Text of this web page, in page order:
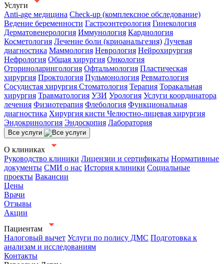
Услуги
Anti-age медицина Check-up (комплексное обследование)
Ведение беременности Гастроэнтерология Гинекология
Дерматовенерология Иммунология Кардиология
Косметология Лечение боли (криоанальгезия) Лучевая
диагностика Маммология Неврология Нейрохирургия
Нефрология Общая хирургия Онкология
Оториноларингология Офтальмология Пластическая
хирургия Проктология Пульмонология Ревматология
Сосудистая хирургия Стоматология Терапия Торакальная
хирургия Травматология УЗИ Урология Услуги координатора
лечения Физиотерапия Флебология Функциональная
диагностика Хирургия кисти Челюстно-лицевая хирургия
Эндокринология Эндоскопия Лаборатория
Все услуги
О клиниках
Руководство клиники Лицензии и сертификаты Нормативные
документы СМИ о нас История клиники Социальные
проекты Вакансии
Цены
Врачи
Отзывы
Акции
Пациентам
Налоговый вычет Услуги по полису ДМС Подготовка к
анализам и исследованиям
Контакты